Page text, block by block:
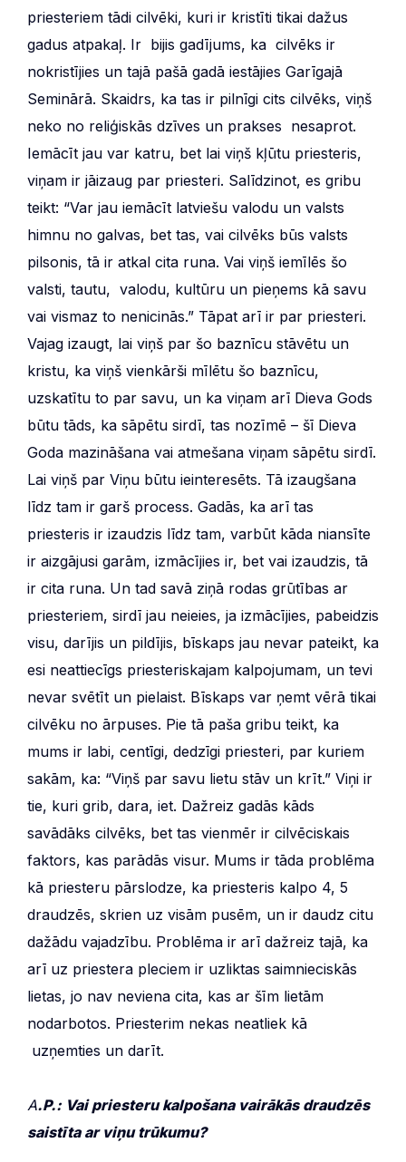
priesteriem tādi cilvēki, kuri ir kristīti tikai dažus
gadus atpakaļ. Ir bijis gadījums, ka cilvēks ir
nokristījies un tajā pašā gadā iestājies Garīgajā
Seminārā. Skaidrs, ka tas ir pilnīgi cits cilvēks, viņš
neko no reliģiskās dzīves un prakses nesaprot.
Iemācīt jau var katru, bet lai viņš kļūtu priesteris,
viņam ir jāizaug par priesteri. Salīdzinot, es gribu
teikt: “Var jau iemācīt latviešu valodu un valsts
himnu no galvas, bet tas, vai cilvēks būs valsts
pilsonis, tā ir atkal cita runa. Vai viņš iemīlēs šo
valsti, tautu, valodu, kultūru un pieņems kā savu
vai vismaz to nenicinās.” Tāpat arī ir par priesteri.
Vajag izaugt, lai viņš par šo baznīcu stāvētu un
kristu, ka viņš vienkārši mīlētu šo baznīcu,
uzskatītu to par savu, un ka viņam arī Dieva Gods
būtu tāds, ka sāpētu sirdī, tas nozīmē – šī Dieva
Goda mazināšana vai atmešana viņam sāpētu sirdī.
Lai viņš par Viņu būtu ieinteresēts. Tā izaugšana
līdz tam ir garš process. Gadās, ka arī tas
priesteris ir izaudzis līdz tam, varbūt kāda niansīte
ir aizgājusi garām, izmācījies ir, bet vai izaudzis, tā
ir cita runa. Un tad savā ziņā rodas grūtības ar
priesteriem, sirdī jau neieies, ja izmācījies, pabeidzis
visu, darījis un pildījis, bīskaps jau nevar pateikt, ka
esi neattiecīgs priesteriskajam kalpojumam, un tevi
nevar svētīt un pielaist. Bīskaps var ņemt vērā tikai
cilvēku no ārpuses. Pie tā paša gribu teikt, ka
mums ir labi, centīgi, dedzīgi priesteri, par kuriem
sakām, ka: “Viņš par savu lietu stāv un krīt.” Viņi ir
tie, kuri grib, dara, iet. Dažreiz gadās kāds
savādāks cilvēks, bet tas vienmēr ir cilvēciskais
faktors, kas parādās visur. Mums ir tāda problēma
kā priesteru pārslodze, ka priesteris kalpo 4, 5
draudzēs, skrien uz visām pusēm, un ir daudz citu
dažādu vajadzību. Problēma ir arī dažreiz tajā, ka
arī uz priestera pleciem ir uzliktas saimnieciskās
lietas, jo nav neviena cita, kas ar šīm lietām
nodarbotos. Priesterim nekas neatliek kā
uzņemties un darīt.
A.P.: Vai priesteru kalpošana vairākās draudzēs
saistīta ar viņu trūkumu?